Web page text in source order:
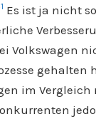
1 Es ist ja nicht
Volkswagen
gehalten
im Vergleich